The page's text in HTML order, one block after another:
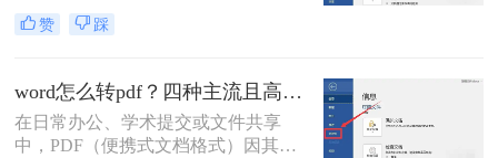
平台、格式固定、不易被篡改的特
性，已成为文件分发的标准格式。而
工具，将其内容完美转换为PDF，是
几乎每个人都会遇到的需求。那么电
脑上word怎么转pdf呢？
赞 踩
word怎么转pdf？四种主流且高效全解析！
在日常办公、学术提交或文件共享
中，PDF（便携式文档格式）因其卓